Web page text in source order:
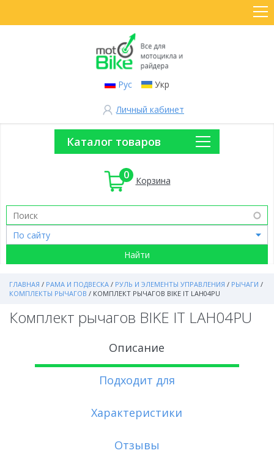
Рус Укр
Личный кабинет
Каталог товаров
0 Корзина
ГЛАВНАЯ / РАМА И ПОДВЕСКА / РУЛЬ И ЭЛЕМЕНТЫ УПРАВЛЕНИЯ / РЫЧАГИ /
КОМПЛЕКТЫ РЫЧАГОВ / КОМПЛЕКТ РЫЧАГОВ BIKE IT LAH04PU
Комплект рычагов BIKE IT LAH04PU
Описание
Подходит для
Характеристики
Отзывы